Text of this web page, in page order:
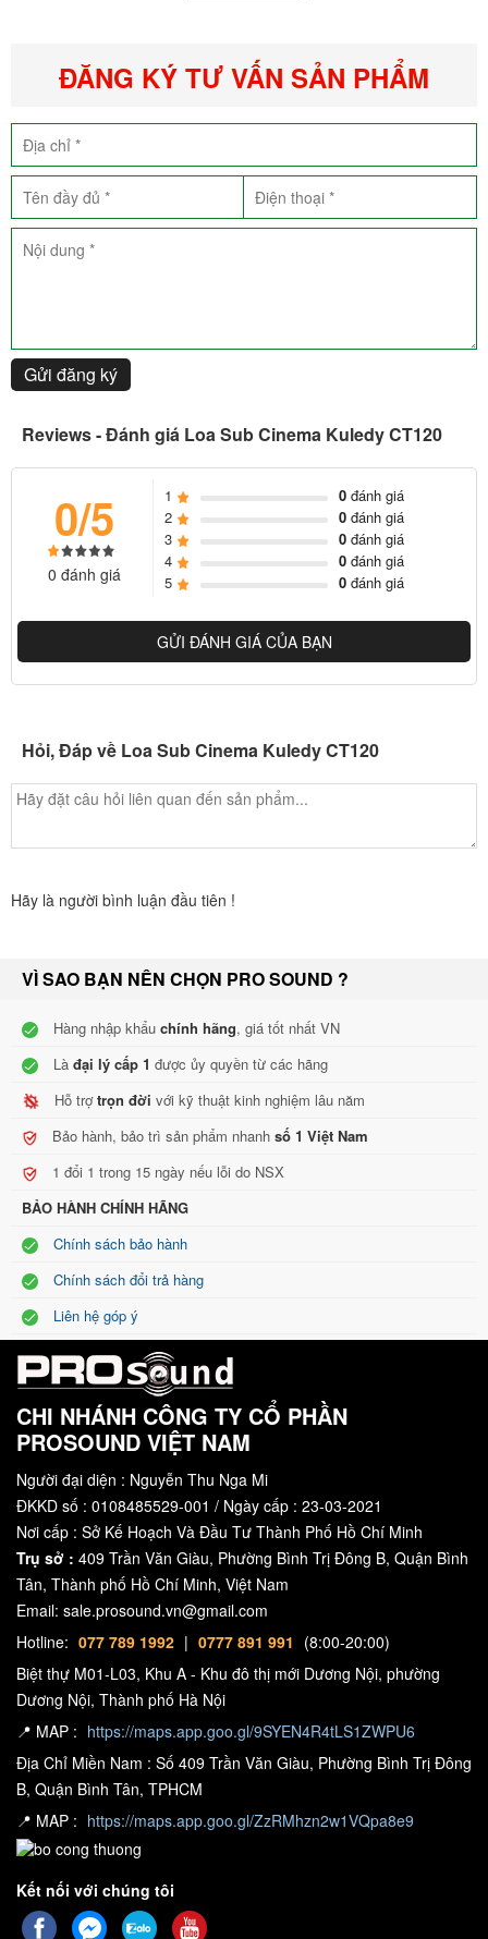
nghe. Vì thế, nếu hệ thống âm thanh thiếu đi loa sub tức là mất đi
một nửa cái hay của nhạc hay bộ phim.
CT120 được ứng dụng
cho các hệ thống 5.1, 7.1, 7.2 mà
Pro Sound phân phối. Với các hệ thống này
Mô tả loa trầm Kuledy CT120
Thùng loa được làm từ gỗ bạch dương phủ sơn bóng kỹ lưỡng,
màng loa được gia cố thêm 1 lớp vải lưới căng vừa vặn phía ngoài
phù hợp với không gian phòng giải trí gia đình, CT120 chiếm diện
tích vừa phải, dễ bày trí sẽ tạo thêm một vật trang trí cho căn
phòng thêm cá tính.
Điểm đặc biệt nhất của sản phẩm này là chiếc bass với gân bass
được làm từ cao su cho tiếng trầm mềm và sâu hơn. Thông thường
màng bass được làm từ giấy nhưng sản phẩm này hãng sử dụng
sợi cabon là vật liệu để tránh nước, chống ẩm và tăng độ bền của
bass. Một điều cải tiến nữa là phần củ bass được sử dụng từ kép,
thông thường sẽ chỉ là 1 lớp nam châm còn với CT120 có 2 lớp
nam châm dày. Tất cả những yếu tố này tạo cho tiếng bass của
CT120 uy lực, mạnh mẽ và sâu hơn các sản phẩm cùng phân
ĐĂNG KÝ TƯ VẤN SẢN PHẨM
Gửi đăng ký
Reviews - Đánh giá Loa Sub Cinema Kuledy CT120
0/5
0 đánh giá
1 0đánh giá
2
0đánh giá
3
0đánh giá
4
0đánh giá
5
0đánh giá
GỬI ĐÁNH GIÁ CỦA BẠN
Hỏi, Đáp về Loa Sub Cinema Kuledy CT120
Hãy là người bình luận đầu tiên !
VÌ SAO BẠN NÊN CHỌN PRO SOUND ?
Hàng nhập khẩu chính hãng, giá tốt nhất VN
Là đại lý cấp 1 được ủy quyền từ các hãng
Hỗ trợtrọn đời với kỹ thuật kinh nghiệm lâu năm
Bảo hành, bảo trì sản phẩm nhanh số 1 Việt Nam
1 đổi 1 trong 15 ngày nếu lỗi do NSX
BẢO HÀNH CHÍNH HÃNG
Chính sách bảo hành
Chính sách đổi trả hàng
Liên hệ góp ý
CHI NHÁNH CÔNG TY CỔ PHẦN
PROSOUND VIỆT NAM
Người đại diện : Nguyễn Thu Nga Mi
ĐKKD số : 0108485529-001 / Ngày cấp : 23-03-2021
Nơi cấp : Sở Kế Hoạch Và Đầu Tư Thành Phố Hồ Chí Minh
Trụ sở : 409 Trần Văn Giàu, Phường Bình Trị Đông B, Quận Bình
Tân, Thành phố Hồ Chí Minh, Việt Nam
Email: sale.prosound.vn@gmail.com
Hotline: 077 789 1992 | 0777 891 991 (8:00-20:00)
Biệt thự M01-L03, Khu A - Khu đô thị mới Dương Nội, phường
Dương Nội, Thành phố Hà Nội
📍 MAP : https://maps.app.goo.gl/9SYEN4R4tLS1ZWPU6
Địa Chỉ Miền Nam : Số 409 Trần Văn Giàu, Phường Bình Trị Đông
B, Quận Bình Tân, TPHCM
📍 MAP : https://maps.app.goo.gl/ZzRMhzn2w1VQpa8e9
Kết nối với chúng tôi